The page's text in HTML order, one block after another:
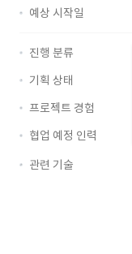
예상 시작일
진행 분류
기획 상태
프로젝트 경험
협업 예정 인력
관련 기술